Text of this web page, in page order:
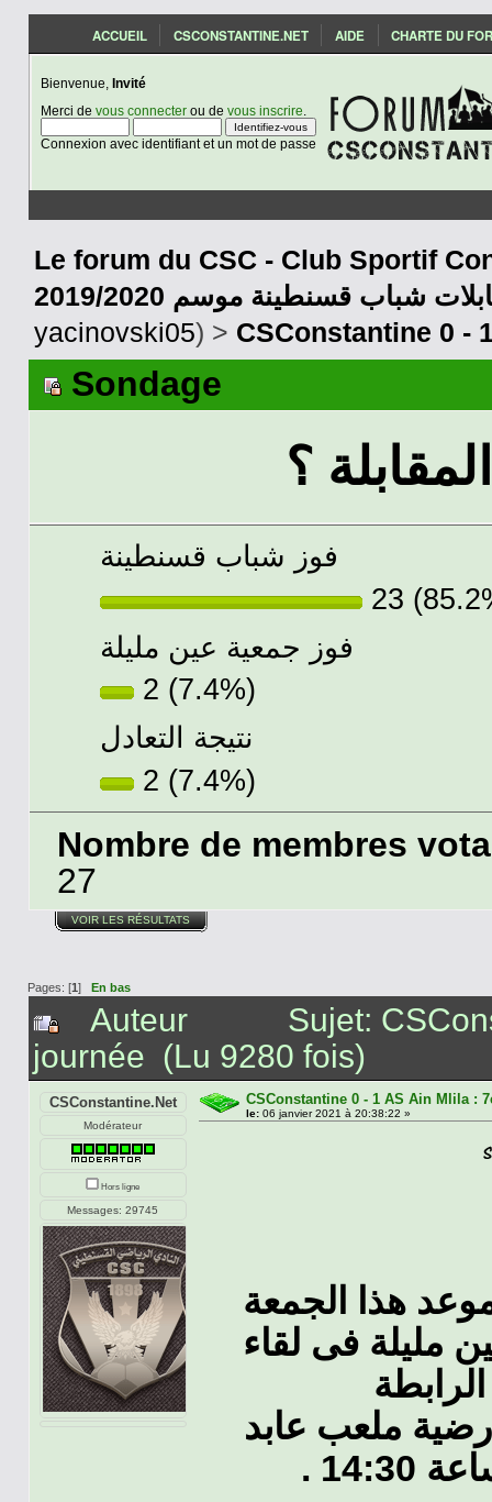
ACCUEIL CSCONSTANTINE.NET AIDE CHARTE DU
Bienvenue, Invité
Merci de vous connecterou de vous inscrire
Connexion avec identifiant et un mot de passe
Le forum du CSC - Club Sportif
2020 مقابلات شباب قسنطينة موسم
yacinovski05) > CSConstantine 0 -
Sondage
؟
فوز شباب قسنطينة
23
فوز جمعية عين مليلة
2 (7.4%)
نتيجة التعادل
2 (7.4%)
Nombre de membres
27
VOIR LES RÉSULTATS
Pages: [1] En bas
Auteur
Sujet:
journée (Lu 9280 fois)
CSConstantine.Net
Modérateur
Hors ligne
Messages: 29745
CSConstantine 0 - 1 AS Ain Mlila :
le: 06 janvier 2021 à 20:38:22 »
هذا الجمعة
عين مليلة فى لقاء
ملعب عابد
.